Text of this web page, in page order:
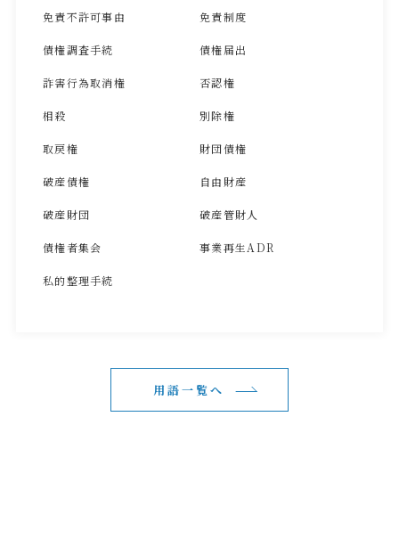
免責不許可事由 免責制度
債権調査手続 債権届出
詐害行為取消権 否認権
相殺 別除権
取戻権 財団債権
破産債権 自由財産
破産財団 破産管財人
債権者集会 事業再生ADR
私的整理手続
用語一覧へ